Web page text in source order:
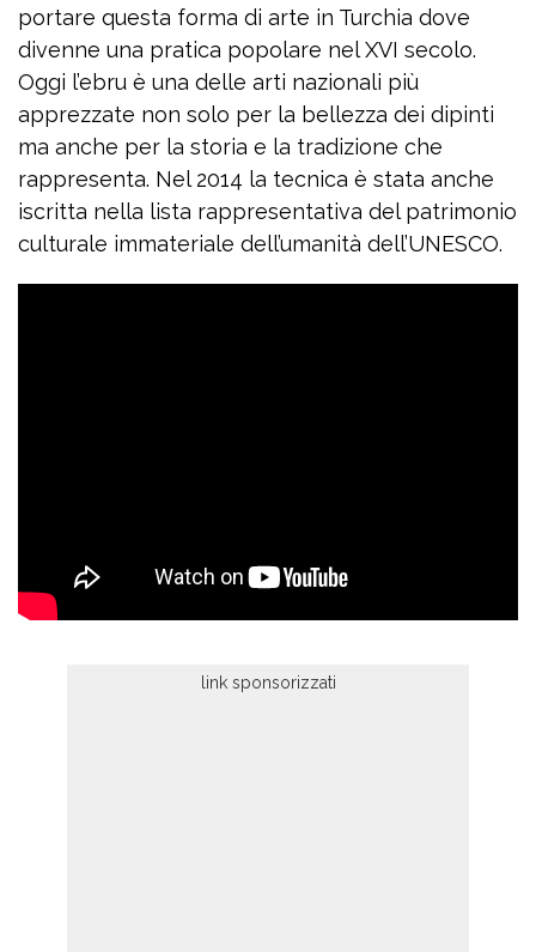
portare questa forma di arte in Turchia dove
divenne una pratica popolare nel XVI secolo.
Oggi l’ebru è una delle arti nazionali più
apprezzate non solo per la bellezza dei dipinti
ma anche per la storia e la tradizione che
rappresenta. Nel 2014 la tecnica è stata anche
iscritta nella lista rappresentativa del patrimonio
culturale immateriale dell’umanità dell’UNESCO.